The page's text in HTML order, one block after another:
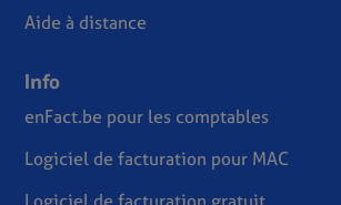
Aide à distance
Info
enFact.be pour les comptables
Logiciel de facturation pour MAC